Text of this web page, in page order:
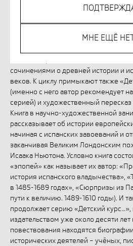
МНЕ ЕЩЁ
КУПИТЬ
сочинениями о древней истории и
веков. К циклу примыкают также
(именно с него автор рекомендует
серией) и художественный
Книга в научно-художественной
рассказывает об истории
начиная с испанских завоеваний и
заканчивая Великим Лондонским
Исаака Ньютона. Условно книга
«эпопей» как называет их автор:
история испанского владычества»,
в 1485-1689 годах», «Сюрпризы из
пути к величию. 1489-1610 годы). И
продолжает серию «Детский
издательством уже около десяти лет
повествования находятся
исторических деятелей – учёных,